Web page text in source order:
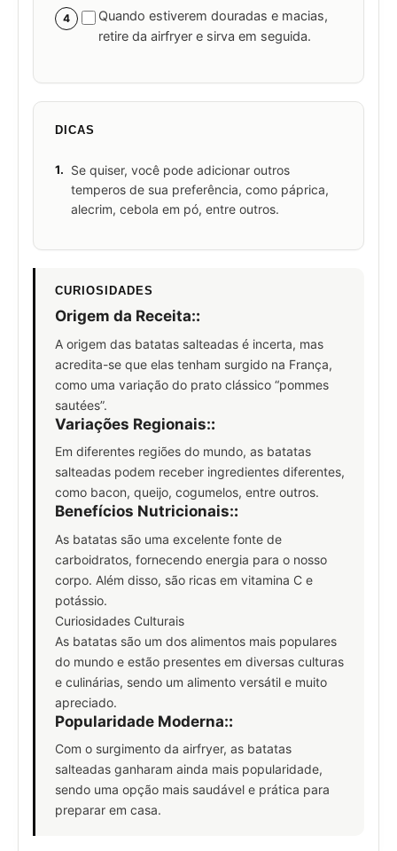
4
Quando estiverem douradas e macias,
retire da airfryer e sirva em seguida.
DICAS
1.
Se quiser, você pode adicionar outros
temperos de sua preferência, como páprica,
alecrim, cebola em pó, entre outros.
CURIOSIDADES
Origem da Receita::
A origem das batatas salteadas é incerta, mas
acredita-se que elas tenham surgido na França,
como uma variação do prato clássico “pommes
sautées”.
Variações Regionais::
Em diferentes regiões do mundo, as batatas
salteadas podem receber ingredientes diferentes,
como bacon, queijo, cogumelos, entre outros.
Benefícios Nutricionais::
As batatas são uma excelente fonte de
carboidratos, fornecendo energia para o nosso
corpo. Além disso, são ricas em vitamina C e
potássio.
Curiosidades Culturais
As batatas são um dos alimentos mais populares
do mundo e estão presentes em diversas culturas
e culinárias, sendo um alimento versátil e muito
apreciado.
Popularidade Moderna::
Com o surgimento da airfryer, as batatas
salteadas ganharam ainda mais popularidade,
sendo uma opção mais saudável e prática para
preparar em casa.